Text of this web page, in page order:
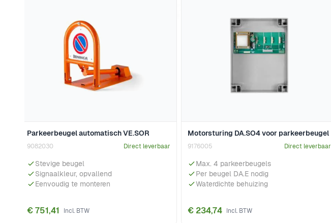
Parkeerbeugel automatisch VE.SOR
9082030 Direct leverbaar
Stevige beugel
Signaalkleur, opvallend
Eenvoudig te monteren
€ 751,41
Motorsturing DA.SO4 voor parkeerbeugel
9176005 Direct leverbaar
Max. 4 parkeerbeugels
Per beugel DA.E nodig
Waterdichte behuizing
€ 234,74